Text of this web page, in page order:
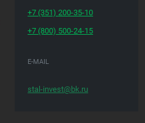
+7 (351)200-35-10
+7 (800) 500-24-15
E-MAIL
stal-invest@bk.ru